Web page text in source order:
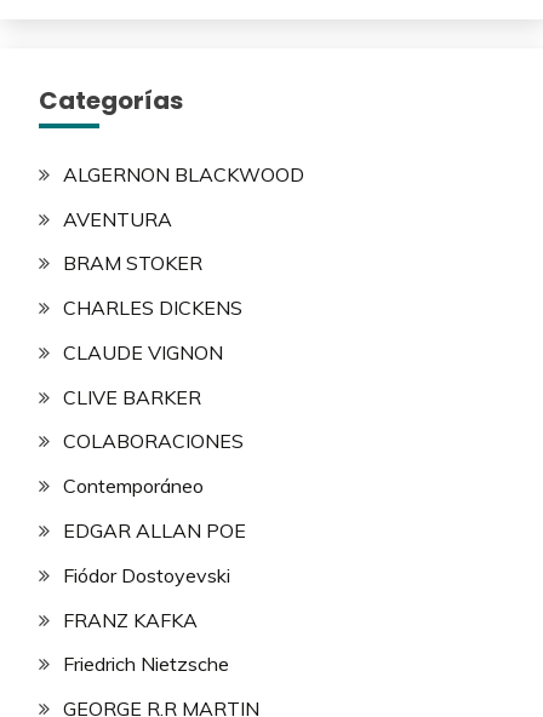
Categorías
ALGERNON BLACKWOOD
AVENTURA
BRAM STOKER
CHARLES DICKENS
CLAUDE VIGNON
CLIVE BARKER
COLABORACIONES
Contemporáneo
EDGAR ALLAN POE
Fiódor Dostoyevski
FRANZ KAFKA
Friedrich Nietzsche
GEORGE R.R MARTIN